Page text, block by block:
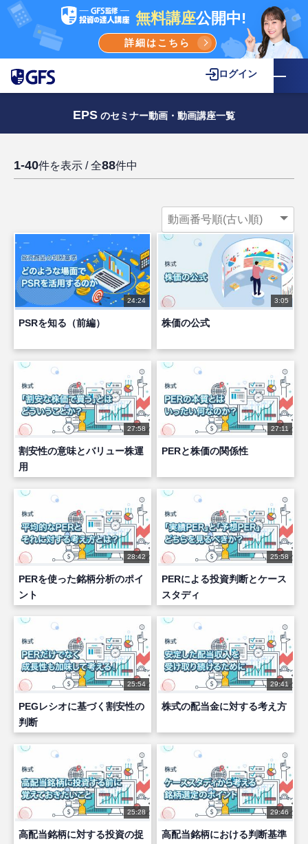
無料講座公開中!
詳細はこちら
ログイン
EPS のセミナー動画・動画講座一覧
1-40件を表示 / 全88件中
24:24
PSRを知る（前編）
3:05
株価の公式
27:58
割安性の意味とバリュー株運
用
27:11
PERと株価の関係性
28:42
PERを使った銘柄分析のポイ
ント
25:58
PERによる投資判断とケース
スタディ
25:54
PEGレシオに基づく割安性の
判断
29:41
株式の配当金に対する考え方
25:28
高配当銘柄に対する投資の捉
29:46
高配当銘柄における判断基準